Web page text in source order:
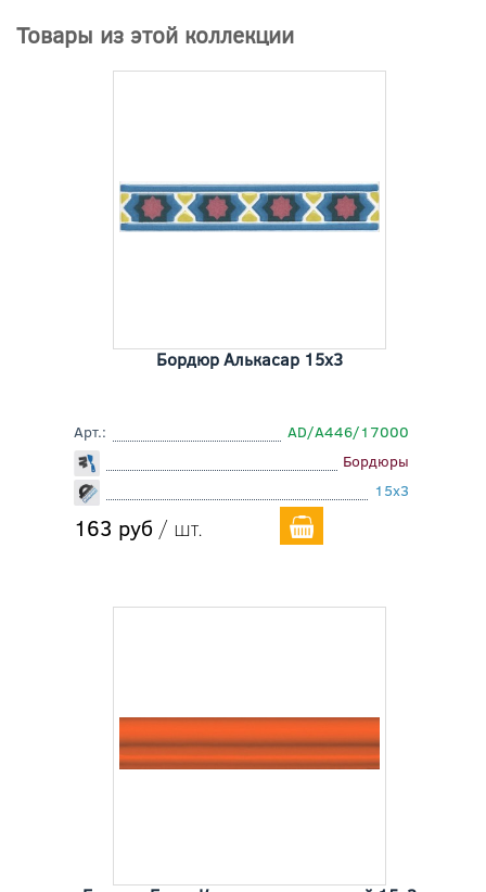
Товары из этой коллекции
Бордюр Алькасар 15x3
Арт.:
AD/A446/17000
Бордюры
15x3
163 руб / шт.